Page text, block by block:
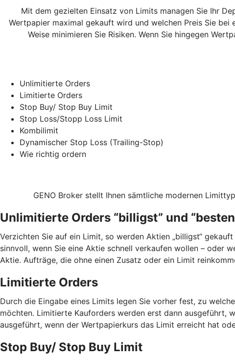
Mit dem gezielten Einsatz von Limits managen Sie Ihr
Wertpapier maximal gekauft wird und welchen Preis Sie
Weise minimieren Sie Risiken. Wenn Sie hingegen
Unlimitierte Orders
Limitierte Orders
Stop Buy/ Stop Buy Limit
Stop Loss/Stopp Loss Limit
Kombilimit
Dynamischer Stop Loss (Trailing-Stop)
Wie richtig ordern
GENO Broker stellt Ihnen sämtliche modernen
Unlimitierte Orders “billigst” und
Verzichten Sie auf ein Limit, so werden Aktien „billigst“
sinnvoll, wenn Sie eine Aktie schnell verkaufen wollen – oder
Aktie. Aufträge, die ohne einen Zusatz oder ein Limit
Limitierte Orders
Durch die Eingabe eines Limits legen Sie vorher fest, zu
möchten. Limitierte Kauforders werden erst dann ausgeführt,
ausgeführt, wenn der Wertpapierkurs das Limit erreicht hat
Stop Buy/ Stop Buy Limit